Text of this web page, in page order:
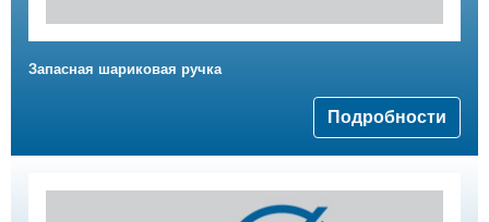
Запасная шариковая ручка
Подробности